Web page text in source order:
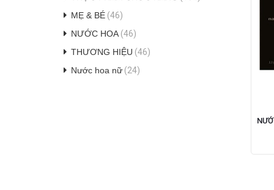
MẸ & BÉ (46)
NƯỚC HOA (46)
THƯƠNG HIỆU (46)
Nước hoa nữ (24)